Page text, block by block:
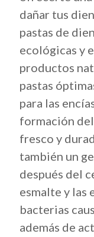
dañar tus
pastas de
ecológicas y
productos
pastas
para las
formación
fresco y
también un
después del
esmalte y las
bacterias
además de